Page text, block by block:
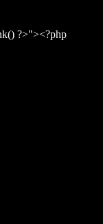
?>"><?php